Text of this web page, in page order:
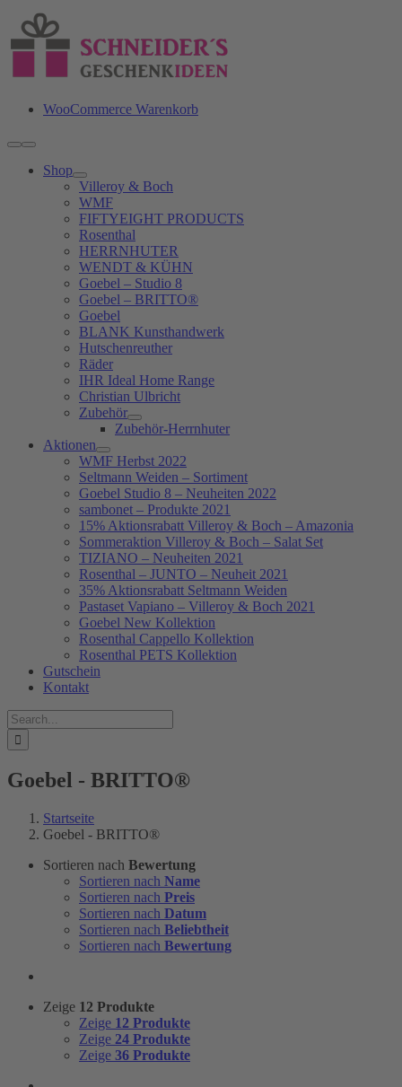
Inhalt
springen
WooCommerce Warenkorb
Toggle
Navigation
Shop
Villeroy & Boch
WMF
FIFTYEIGHT PRODUCTS
Rosenthal
HERRNHUTER
WENDT & KÜHN
Goebel – Studio 8
Goebel – BRITTO®
Goebel
BLANK Kunsthandwerk
Hutschenreuther
Räder
IHR Ideal Home Range
Christian Ulbricht
Zubehör
Zubehör-Herrnhuter
Aktionen
WMF Herbst 2022
Seltmann Weiden – Sortiment
Goebel Studio 8 – Neuheiten 2022
sambonet – Produkte 2021
15% Aktionsrabatt Villeroy & Boch – Amazonia
Sommeraktion Villeroy & Boch – Salat Set
TIZIANO – Neuheiten 2021
Rosenthal – JUNTO – Neuheit 2021
35% Aktionsrabatt Seltmann Weiden
Pastaset Vapiano – Villeroy & Boch 2021
Goebel New Kollektion
Rosenthal Cappello Kollektion
Rosenthal PETS Kollektion
Gutschein
Kontakt
Suche
nach:
Goebel - BRITTO®
Startseite
Goebel - BRITTO®
Sortieren nach Bewertung
Sortieren nach Name
Sortieren nach Preis
Sortieren nach Datum
Sortieren nach Beliebtheit
Sortieren nach Bewertung
Zeige 12 Produkte
Zeige 12 Produkte
Zeige 24 Produkte
Zeige 36 Produkte